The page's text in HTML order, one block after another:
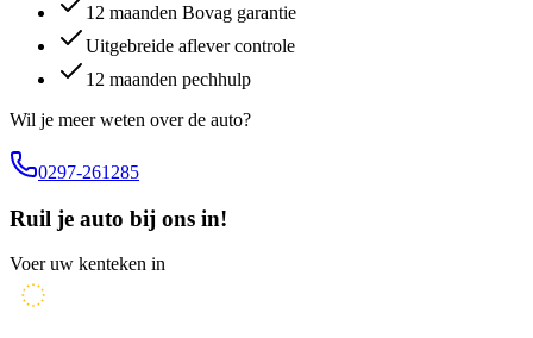
12 maanden Bovag garantie
Uitgebreide aflever controle
12 maanden pechhulp
Wil je meer weten over de auto?
0297-261285
Ruil je auto bij ons in!
Voer uw kenteken in